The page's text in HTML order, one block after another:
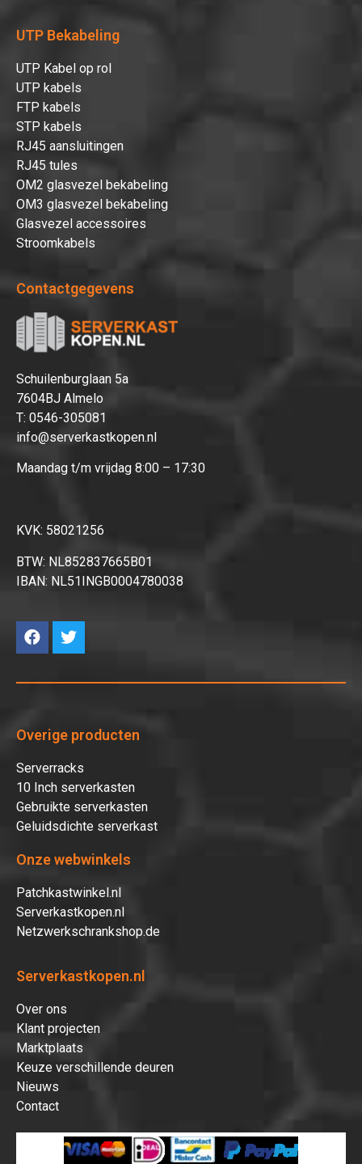
UTP Bekabeling
UTP Kabel op rol
UTP kabels
FTP kabels
STP kabels
RJ45 aansluitingen
RJ45 tules
OM2 glasvezel bekabeling
OM3 glasvezel bekabeling
Glasvezel accessoires
Stroomkabels
Contactgegevens
Schuilenburglaan 5a
7604BJ Almelo
T: 0546-305081
info@serverkastkopen.nl
Maandag t/m vrijdag 8:00 – 17:30
KVK: 58021256
BTW: NL852837665B01
IBAN: NL51INGB0004780038
Overige producten
Serverracks
10 Inch serverkasten
Gebruikte serverkasten
Geluidsdichte serverkast
Onze webwinkels
Patchkastwinkel.nl
Serverkastkopen.nl
Netzwerkschrankshop.de
Serverkastkopen.nl
Over ons
Klant projecten
Marktplaats
Keuze verschillende deuren
Nieuws
Contact